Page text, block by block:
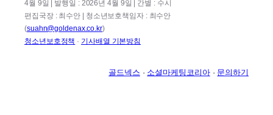
4월 9일 | 발행일 : 2026년 4월 9일 | 간별 : 수시
편집국장 : 최수안 | 청소년보호책임자 : 최수안
(suahn@goldenax.co.kr)
청소년보호정책 · 기사배열 기본방침
골드넥스 · 소셜마케팅코리아· 문의하기